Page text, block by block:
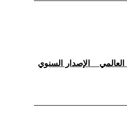
العالمي _ الإصدار السنوي